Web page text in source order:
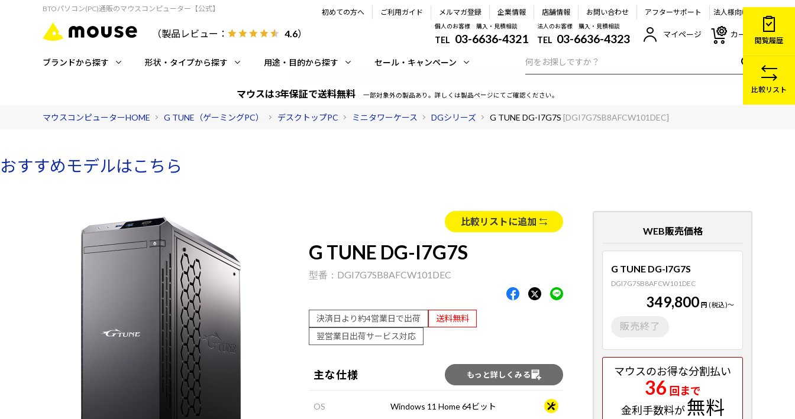
BTOパソコン(PC)通販のマウスコンピューター【公式】
（製品レビュー： 4.6）
初めての方へ ご利用ガイド メルマガ登録 企業情報 店舗情報 お問い合わせ アフターサポート 法人様向け
個人のお客様 購入・見積相談
TEL 03-6636-4321
法人のお客様 購入・見積相談
TEL 03-6636-4323 マイページ カート
ブランドから探す 形状・タイプから探す 用途・目的から探す セール・キャンペーン
マウスは3年保証で送料無料 一部対象外の製品あり。詳しくは製品ページにてご確認ください。
マウスコンピューターHOME G TUNE（ゲーミングPC） デスクトップPC ミニタワーケース DGシリーズ G TUNE DG-I7G7S [DGI7G7SB8AFCW101DEC]
おすすめモデルはこちら
比較リストに追加
G TUNE DG-I7G7S
DGI7G7SB8AFCW101DEC
決済日より約4営業日で出荷
送料無料
翌営業日出荷サービス対応
主な仕様 もっと詳しくみる
OS Windows 11 Home 64ビット
WEB販売価格
G TUNE DG-I7G7S
DGI7G7SB8AFCW101DEC
349,800 円 (税込)～
販売終了
マウスのお得な分割払い
36 回まで
金利手数料が無料
閲覧履歴
比較リスト